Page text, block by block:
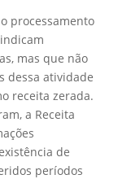
processamento
mas que não
dessa atividade
receita zerada.
a Receita
de
períodos